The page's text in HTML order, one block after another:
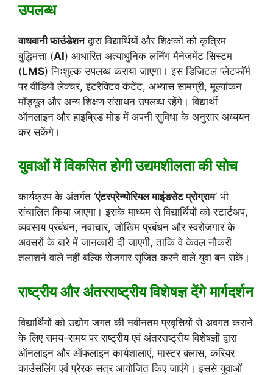
उपलब्ध
वाधवानी फाउंडेशनद्वारा विद्यार्थियों और शिक्षकों को कृत्रिम
बुद्धिमत्ता (AI) आधारित अत्याधुनिक लर्निंग मैनेजमेंट सिस्टम
(LMS) निःशुल्क उपलब्ध कराया जाएगा। इस डिजिटल प्लेटफॉर्म
पर वीडियो लेक्चर, इंटरैक्टिव कंटेंट, अभ्यास सामग्री, मूल्यांकन
मॉड्यूल और अन्य शिक्षण संसाधन उपलब्ध रहेंगे। विद्यार्थी
ऑनलाइन और हाइब्रिड मोड में अपनी सुविधा के अनुसार अध्ययन
कर सकेंगे।
युवाओं में विकसित होगी उद्यमशीलता की सोच
कार्यक्रम के अंतर्गत ‘एंटरप्रेन्योरियल माइंडसेट प्रोग्राम’ भी
संचालित किया जाएगा। इसके माध्यम से विद्यार्थियों को स्टार्टअप,
व्यवसाय प्रबंधन, नवाचार, जोखिम प्रबंधन और स्वरोजगार के
अवसरों के बारे में जानकारी दी जाएगी, ताकि वे केवल नौकरी
तलाशने वाले नहीं बल्कि रोजगार सृजित करने वाले युवा बन सकें।
राष्ट्रीय और अंतरराष्ट्रीय विशेषज्ञ देंगे मार्गदर्शन
विद्यार्थियों को उद्योग जगत की नवीनतम प्रवृत्तियों से अवगत कराने
के लिए समय-समय पर राष्ट्रीय एवं अंतरराष्ट्रीय विशेषज्ञों द्वारा
ऑनलाइन और ऑफलाइन कार्यशालाएं, मास्टर क्लास, करियर
काउंसलिंग एवं प्रेरक सत्र आयोजित किए जाएंगे। इससे युवाओं